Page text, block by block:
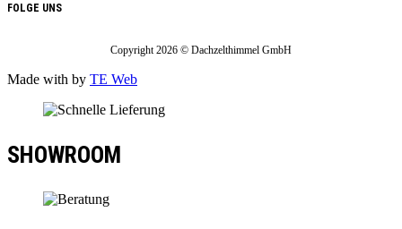
FOLGE UNS
Copyright 2026 © Dachzelthimmel GmbH
Made with by TE Web
SHOWROOM